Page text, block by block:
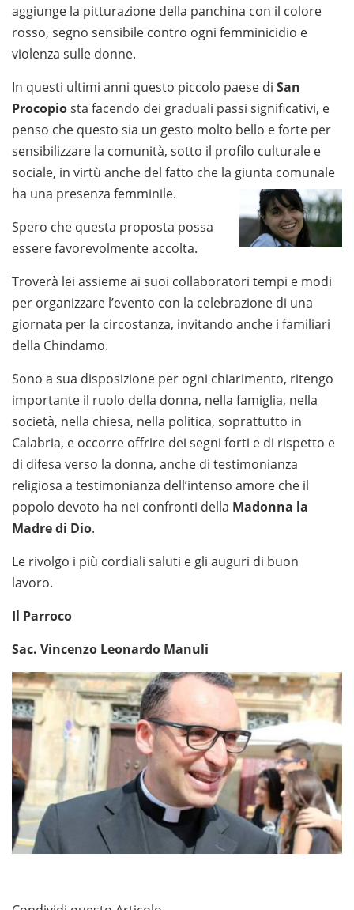
aggiunge la pitturazione della panchina con il colore
rosso, segno sensibile contro ogni femminicidio e
violenza sulle donne.
In questi ultimi anni questo piccolo paese di San
Procopiosta facendo dei graduali passi significativi, e
penso che questo sia un gesto molto bello e forte per
sensibilizzare la comunità, sotto il profilo culturale e
sociale, in virtù anche del fatto che la giunta comunale
ha una presenza femminile.
Spero che questa proposta possa
essere favorevolmente accolta.
Troverà lei assieme ai suoi collaboratori tempi e modi
per organizzare l’evento con la celebrazione di una
giornata per la circostanza, invitando anche i familiari
della Chindamo.
Sono a sua disposizione per ogni chiarimento, ritengo
importante il ruolo della donna, nella famiglia, nella
società, nella chiesa, nella politica, soprattutto in
Calabria, e occorre offrire dei segni forti e di rispetto e
di difesa verso la donna, anche di testimonianza
religiosa a testimonianza dell’intenso amore che il
popolo devoto ha nei confronti della Madonna la
Madre di Dio.
Le rivolgo i più cordiali saluti e gli auguri di buon
lavoro.
Il Parroco
Sac. Vincenzo Leonardo Manuli